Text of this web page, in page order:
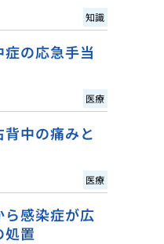
知識
の応急手当
医療
中の痛みと
医療
ら感染症が広
処置